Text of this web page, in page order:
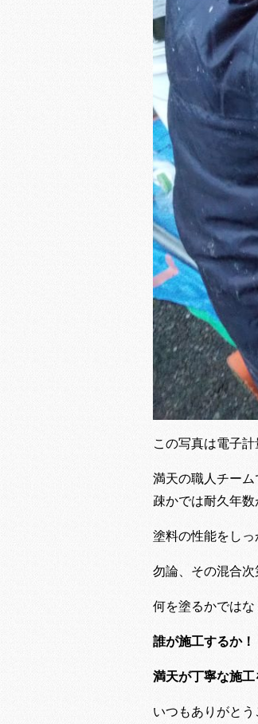
この写真は電子
満天の職人チー
疎かでは耐久年数
塗料の性能をし
勿論、その混合次
何を塗るかではな
誰が施工するか！
満天が丁寧な施工
いつもありがとう